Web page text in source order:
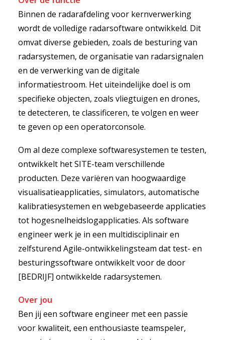
Binnen de radarafdeling voor kernverwerking
wordt de volledige radarsoftware ontwikkeld. Dit
omvat diverse gebieden, zoals de besturing van
radarsystemen, de organisatie van radarsignalen
en de verwerking van de digitale
informatiestroom. Het uiteindelijke doel is om
specifieke objecten, zoals vliegtuigen en drones,
te detecteren, te classificeren, te volgen en weer
te geven op een operatorconsole.
Om al deze complexe softwaresystemen te testen,
ontwikkelt het SITE-team verschillende
producten. Deze variëren van hoogwaardige
visualisatieapplicaties, simulators, automatische
kalibratiesystemen en webgebaseerde applicaties
tot hogesnelheidslogapplicaties. Als software
engineer werk je in een multidisciplinair en
zelfsturend Agile-ontwikkelingsteam dat test- en
besturingssoftware ontwikkelt voor de door
[BEDRIJF] ontwikkelde radarsystemen.
Over jou
Ben jij een software engineer met een passie
voor kwaliteit, een enthousiaste teamspeler,